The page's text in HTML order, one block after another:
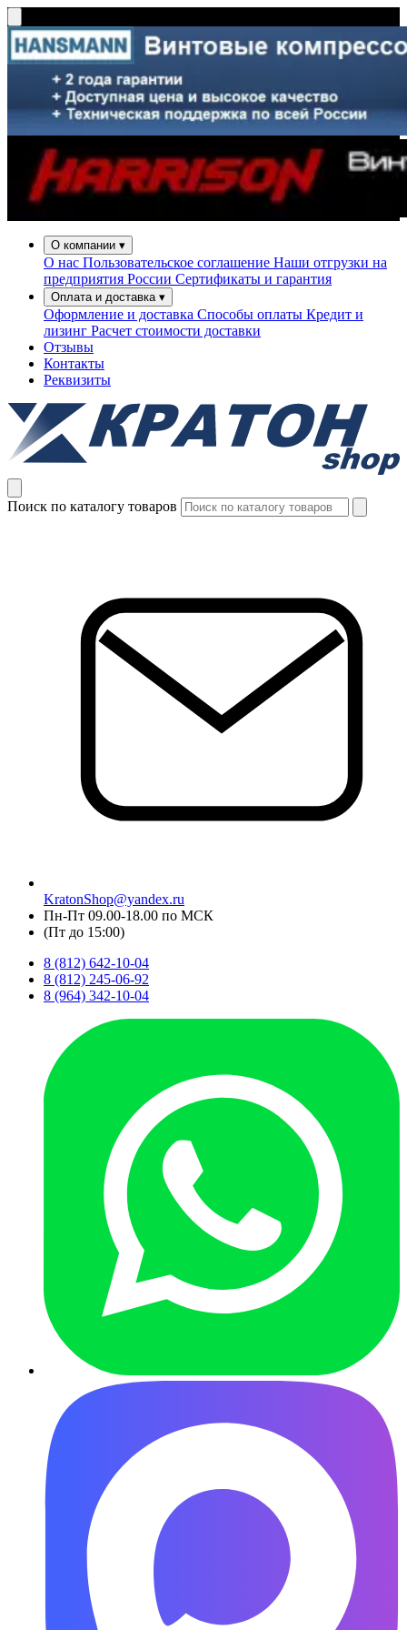
О компании ▾
О нас Пользовательское соглашение Наши отгрузки на
предприятия России Сертификаты и гарантия
Оплата и доставка ▾
Оформление и доставка Способы оплаты Кредит и
лизинг Расчет стоимости доставки
Отзывы
Контакты
Реквизиты
Поиск по каталогу товаров
KratonShop@yandex.ru
Пн-Пт 09.00-18.00 по МСК
(Пт до 15:00)
8 (812) 642-10-04
8 (812) 245-06-92
8 (964) 342-10-04